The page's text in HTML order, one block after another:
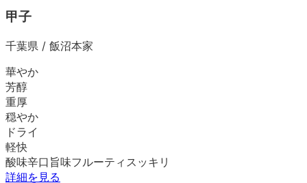
甲子
千葉県 / 飯沼本家
華やか
芳醇
重厚
穏やか
ドライ
軽快
酸味辛口 旨味フルーティ スッキリ
詳細を見る